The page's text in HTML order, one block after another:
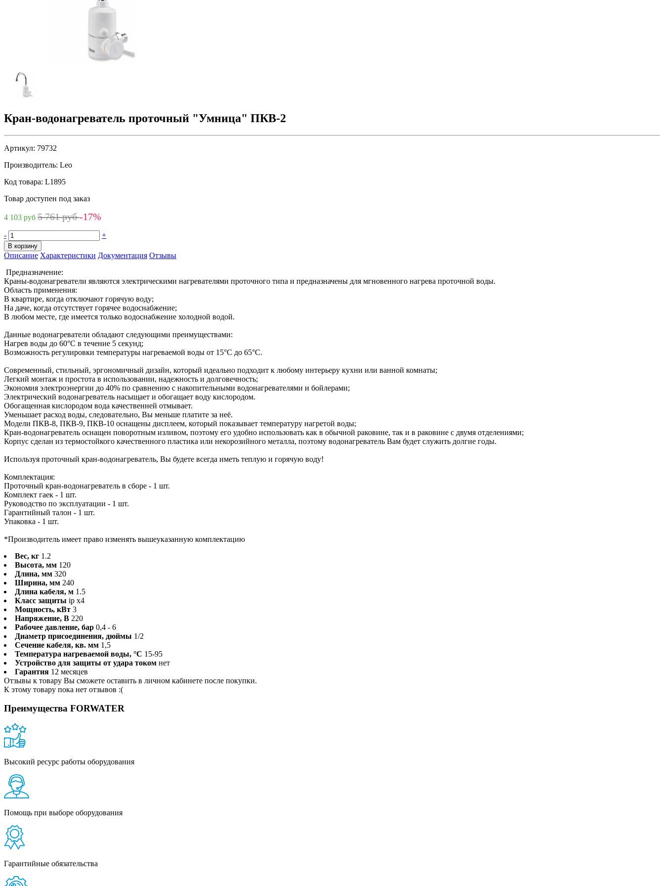
Кран-водонагреватель проточный "Умница" ПКВ-2
Артикул: 79732
Производитель: Leo
Код товара: L1895
Товар доступен под заказ
4 103 руб 5 761 руб-17%
- +
В корзину
Описание Характеристики Документация Отзывы
Предназначение:
Краны-водонагреватели являются электрическими нагревателями проточного типа и предназначены для мгновенного нагрева проточной воды.
Область применения:
В квартире, когда отключают горячую воду;
На даче, когда отсутствует горячее водоснабжение;
В любом месте, где имеется только водоснабжение холодной водой.
Данные водонагреватели обладают следующими преимуществами:
Нагрев воды до 60°С в течение 5 секунд;
Возможность регулировки температуры нагреваемой воды от 15°С до 65°С.
Современный, стильный, эргономичный дизайн, который идеально подходит к любому интерьеру кухни или ванной комнаты;
Легкий монтаж и простота в использовании, надежность и долговечность;
Экономия электроэнергии до 40% по сравнению с накопительными водонагревателями и бойлерами;
Электрический водонагреватель насыщает и обогащает воду кислородом.
Обогащенная кислородом вода качественней отмывает.
Уменьшает расход воды, следовательно, Вы меньше платите за неё.
Модели ПКВ-8, ПКВ-9, ПКВ-10 оснащены дисплеем, который показывает температуру нагретой воды;
Кран-водонагреватель оснащен поворотным изливом, поэтому его удобно использовать как в обычной раковине, так и в раковине с двумя отделениями;
Корпус сделан из термостойкого качественного пластика или некорозийного металла, поэтому водонагреватель Вам будет служить долгие годы.
Используя проточный кран-водонагреватель, Вы будете всегда иметь теплую и горячую воду!
Комплектация:
Проточный кран-водонагреватель в сборе - 1 шт.
Комплект гаек - 1 шт.
Руководство по эксплуатации - 1 шт.
Гарантийный талон - 1 шт.
Упаковка - 1 шт.
*Производитель имеет право изменять вышеуказанную комплектацию
Вес, кг 1.2
Высота, мм 120
Длина, мм 320
Ширина, мм 240
Длина кабеля, м 1.5
Класс защиты ip x4
Мощность, кВт 3
Напряжение, В 220
Рабочее давление, бар 0,4 - 6
Диаметр присоединения, дюймы 1/2
Сечение кабеля, кв. мм 1,5
Температура нагреваемой воды, °C 15-95
Устройство для защиты от удара током нет
Гарантия 12 месяцев
Отзывы к товару Вы сможете оставить в личном кабинете после покупки.
К этому товару пока нет отзывов :(
Преимущества FORWATER
Высокий ресурс работы оборудования
Помощь при выборе оборудования
Гарантийные обязательства